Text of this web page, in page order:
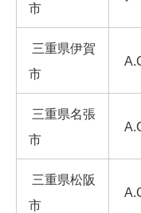
市
三重県伊賀
市
三重県名張
市
三重県松阪
市